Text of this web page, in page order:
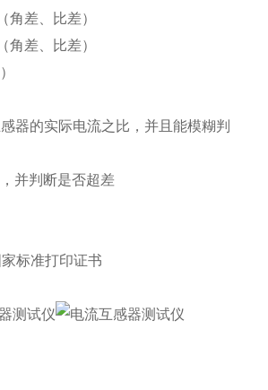
差、比差）
差、比差）
器的实际电流之比，并且能模糊判
并判断是否超差
标准打印证书